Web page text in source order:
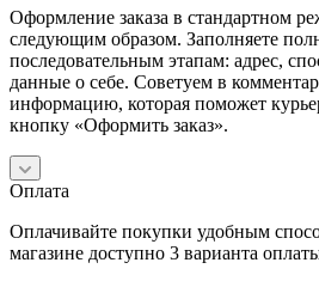
Оформление заказа в стандартном
следующим образом. Заполняете
последовательным этапам: адрес,
данные о себе. Советуем в
информацию, которая поможет
кнопку «Оформить заказ».
Оплата
Оплачивайте покупки удобным
магазине доступно 3 варианта